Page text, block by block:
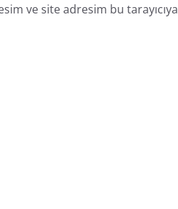
ve site adresim bu tarayıcıya